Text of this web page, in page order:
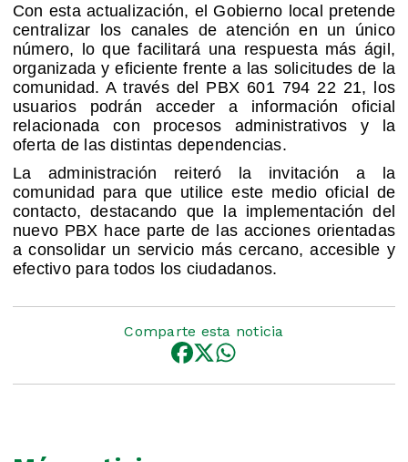
Con esta actualización, el Gobierno local pretende
centralizar los canales de atención en un único
número, lo que facilitará una respuesta más ágil,
organizada y eficiente frente a las solicitudes de la
comunidad. A través del PBX 601 794 22 21, los
usuarios podrán acceder a información oficial
relacionada con procesos administrativos y la
oferta de las distintas dependencias.
La administración reiteró la invitación a la
comunidad para que utilice este medio oficial de
contacto, destacando que la implementación del
nuevo PBX hace parte de las acciones orientadas
a consolidar un servicio más cercano, accesible y
efectivo para todos los ciudadanos.
Comparte esta noticia